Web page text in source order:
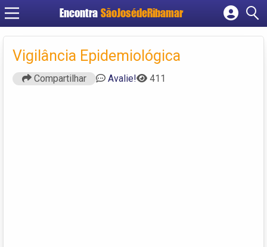
Encontra SãoJosédeRibamar
Cadastrar empresa
Criar conta
Vigilância Epidemiológica
Compartilhar Avalie! 411